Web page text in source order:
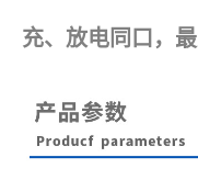
充、放电同口，